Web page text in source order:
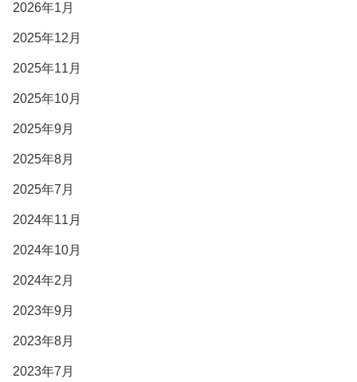
2026年1月
2025年12月
2025年11月
2025年10月
2025年9月
2025年8月
2025年7月
2024年11月
2024年10月
2024年2月
2023年9月
2023年8月
2023年7月